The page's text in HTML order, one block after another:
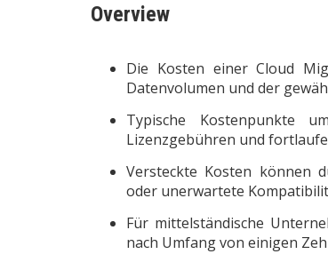
Overview
Die Kosten einer Cloud
Datenvolumen und der
Typische Kostenpunkte
Lizenzgebühren und
Versteckte Kosten können
oder unerwartete
Für mittelständische
nach Umfang von einigen